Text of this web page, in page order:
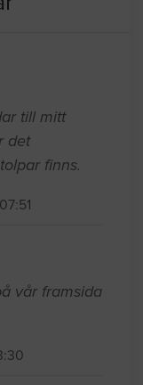
till mitt
det
finns.
vår framsida